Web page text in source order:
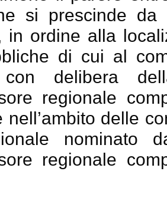
si prescinde da
in ordine alla
di cui al
con delibera
regionale
nell’ambito delle
nominato
regionale